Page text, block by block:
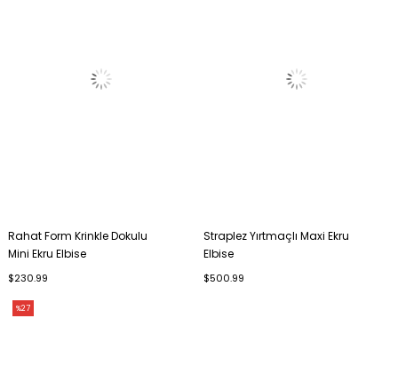
Rahat Form Krinkle Dokulu
Mini Ekru Elbise
$230.99
Straplez Yırtmaçlı Maxi Ekru
Elbise
$500.99
%27